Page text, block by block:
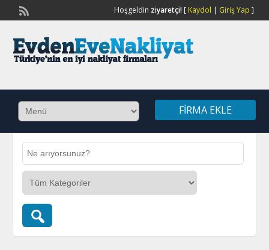
Hoşgeldin ziyaretçi![ Kaydol | Giriş Yap ]
FIRMA EKLE